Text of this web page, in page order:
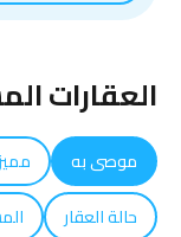
العقارات
موصى به
حالة العقار